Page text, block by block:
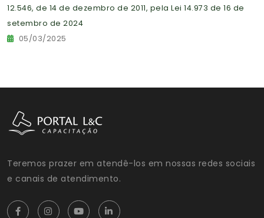
12.546, de 14 de dezembro de 2011, pela Lei 14.973 de 16 de
setembro de 2024
05/03/2025
Teremos prazer em atendê-los em nossas redes sociais
e canais de atendimento.